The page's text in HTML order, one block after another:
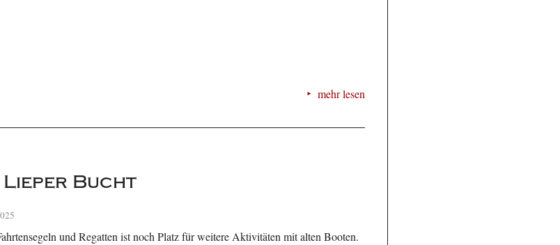
mehr lesen
Bucht
und Regatten ist noch Platz für weitere Aktivitäten mit alten Booten.